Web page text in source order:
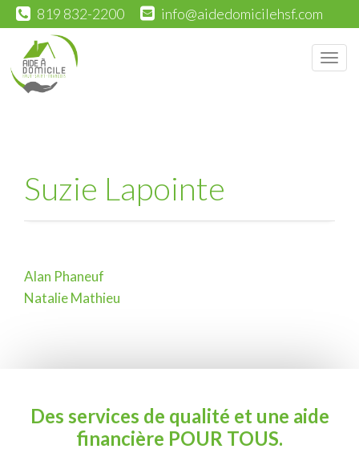
819 832-2200 info@aidedomicilehsf.com
Suzie Lapointe
Navigation
Alan Phaneuf
Natalie Mathieu
Des services de qualité et une aide
financière POUR TOUS.